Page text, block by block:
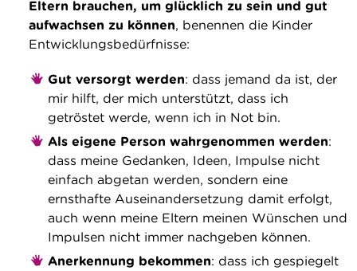
Eltern brauchen, um glücklich zu sein und gut
aufwachsen zu können, benennen die Kinder
Entwicklungsbedürfnisse:
Gut versorgt werden: dass jemand da ist, der
mir hilft, der mich unterstützt, dass ich
getröstet werde, wenn ich in Not bin.
Als eigene Person wahrgenommen werden:
dass meine Gedanken, Ideen, Impulse nicht
einfach abgetan werden, sondern eine
ernsthafte Auseinandersetzung damit erfolgt,
auch wenn meine Eltern meinen Wünschen und
Impulsen nicht immer nachgeben können.
Anerkennung bekommen: dass ich gespiegelt